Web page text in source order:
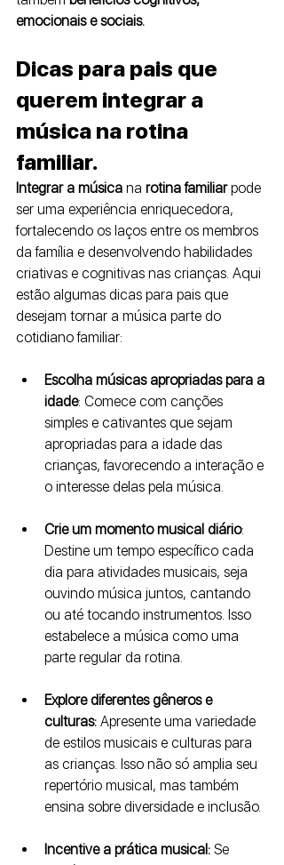
emocionais e sociais.
Dicas para pais que
querem integrar a
música na rotina
familiar.
Integrar a música na rotina familiar pode
ser uma experiência enriquecedora,
fortalecendo os laços entre os membros
da família e desenvolvendo habilidades
criativas e cognitivas nas crianças. Aqui
estão algumas dicas para pais que
desejam tornar a música parte do
cotidiano familiar:
Escolha músicas apropriadas para a
idade: Comece com canções
simples e cativantes que sejam
apropriadas para a idade das
crianças, favorecendo a interação e
o interesse delas pela música.
Crie um momento musical diário:
Destine um tempo específico cada
dia para atividades musicais, seja
ouvindo música juntos, cantando
ou até tocando instrumentos. Isso
estabelece a música como uma
parte regular da rotina.
Explore diferentes gêneros e
culturas: Apresente uma variedade
de estilos musicais e culturas para
as crianças. Isso não só amplia seu
repertório musical, mas também
ensina sobre diversidade e inclusão.
Incentive a prática musical: Se